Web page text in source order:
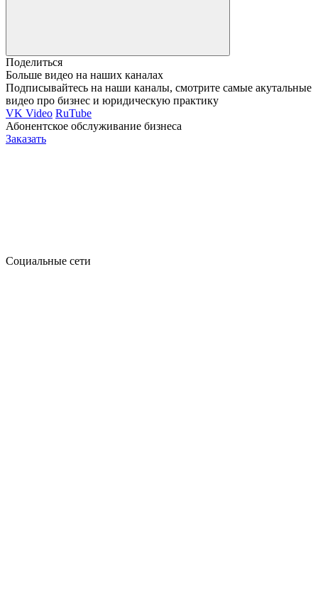
Поделиться
Больше видео на наших каналах
Подписывайтесь на наши каналы, смотрите самые акутальные
видео про бизнес и юридическую практику
VK Video RuTube
Абонентское обслуживание бизнеса
Заказать
Социальные сети